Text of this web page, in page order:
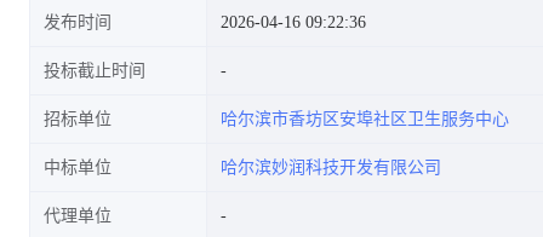
发布时间 2026-04-16 09:22:36
投标截止时间
招标单位 哈尔滨市香坊区安埠社区卫生服务中心
中标单位 哈尔滨妙润科技开发有限公司
代理单位